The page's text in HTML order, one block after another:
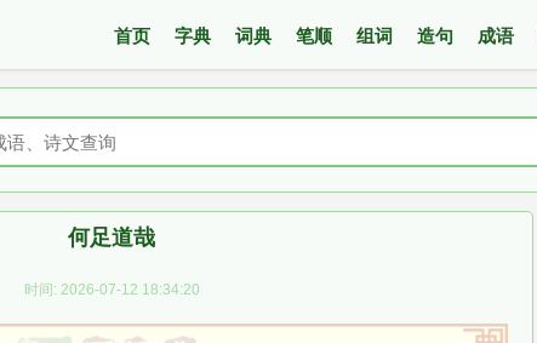
首页 字典 词典 笔顺 组词 造句 成语
何足道哉
时间: 2026-07-12 18:34:20